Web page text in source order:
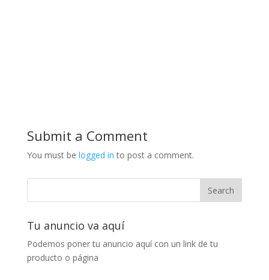
Submit a Comment
You must be logged in to post a comment.
Tu anuncio va aquí
Podemos poner tu anuncio aquí con un link de tu
producto o página